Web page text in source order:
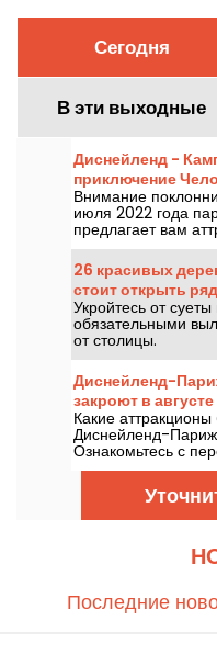
Сегодня
В эти выходные
Диснейленд -
приключение
нового
Внимание
июля 2022 года
предлагает вам
Человеку-пауку, в
названием Spider-
будете дергать за
семейном
веселый,
попробовали, и мы
26 красивых
стоит открыть
сокровища Иль-
Укройтесь от
обязательными
от столицы.
Диснейленд-
закроют в
Какие
Диснейленд-Париж
Ознакомьтесь с
временно
или
визит в парки
Последние